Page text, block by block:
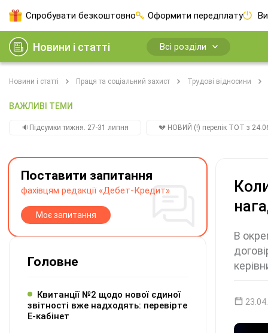
Спробувати безкоштовно Оформити передплату
Новини і статті Всі розділи
Новини і статті Праця та соціальний захист Трудові відносини
ВАЖЛИВІ ТЕМИ
🔉Підсумки тижня. 27-31 липня 💔 НОВИЙ (!) перелік ТОТ з
В
Поставити запитання
фахівцям редакції «Дебет-Кредит»
Моє запитання
Головне
Квитанції №2 щодо нової єдиної
звітності вже надходять: перевірте
Е-кабінет